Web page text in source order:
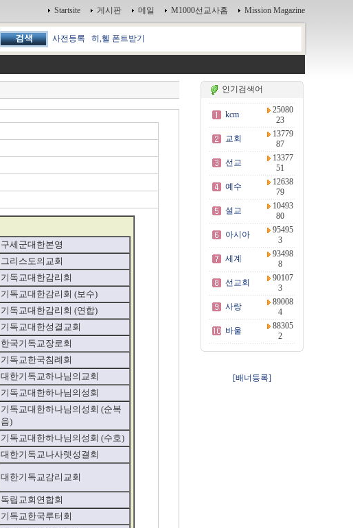
Startsite 게시판 메일 M1000선교사홈 Mission Magazine
사전등록 히,헬 폰트받기
구세군대한본영
그리스도의교회
기독교대한감리회
기독교대한감리회 (보수)
기독교대한감리회 (연합)
기독교대한성결교회
한국기독교장로회
기독교한국침례회
대한기독교하나님의교회
기독교대한하나님의성회
기독교대한하나님의성회 (순복
음)
기독교대한하나님의성회 (수호)
대한기독교나사렛성결회
대한기독교감리교회
독립교회연합회
기독교한국루터회
인기검색어
kcm
25080
23
교회
13779
87
선교
13377
51
예수
12638
79
설교
10493
80
아시아
95495
3
세계
93498
8
선교회
90107
3
사랑
89008
4
바울
88305
2
[배너등록]